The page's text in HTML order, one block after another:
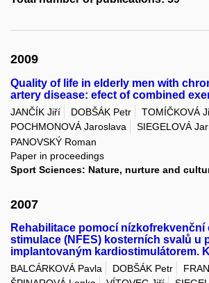
2009
Quality of life in elderly men with
artery disease: efect of combined
JANČÍK Jiří DOBŠÁK Petr
TOMÍČKOVÁ
POCHMONOVÁ Jaroslava
SIEGELOVÁ
PANOVSKÝ Roman
Paper in proceedings
Sport Sciences: Nature, nurture and
2007
Rehabilitace pomocí nízkofrekvenční
stimulace (NFES) kosterních svalů u
implantovaným kardiostimulátorem.
BALCÁRKOVÁ Pavla DOBŠÁK Petr